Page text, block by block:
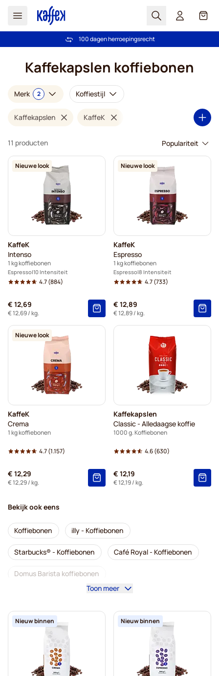
Zoek Cart
Gratis verzending vanaf € 49
100 dagen herroepingsrecht
Kaffekapslen koffiebonen
Merk 2 Koffiestijl
Kaffekapslen KaffeK
11 producten
Nieuwe look
KaffeK
Intenso
1 kg koffiebonen
Espresso 10 Intensiteit
4.7(884)
€ 12,69
€ 12,69/ kg.
Nieuwe look
KaffeK
Espresso
1 kg koffiebonen
Espresso 8 Intensiteit
4.7(733)
€ 12,89
€ 12,89/ kg.
Nieuwe look
KaffeK
Crema
1 kg koffiebonen
4.7(1.157)
€ 12,29
€ 12,29/ kg.
Kaffekapslen
Classic - Alledaagse koffie
1000 g. Koffiebonen
4.6(630)
€ 12,19
€ 12,19/ kg.
Nieuw binnen Nieuw binnen
Bekijk ook eens
Koffiebonen illy - Koffiebonen
Starbucks® - Koffiebonen Café Royal - Koffiebonen
Domus Barista koffiebonen
Lavazza - Koffiebonen Cafeïnevrij - Koffiebonen
L'OR - Koffiebonen Segafredo - Koffiebonen
Caffè Borbone - Koffiebonen Merrild - Koffiebonen
Toon meer